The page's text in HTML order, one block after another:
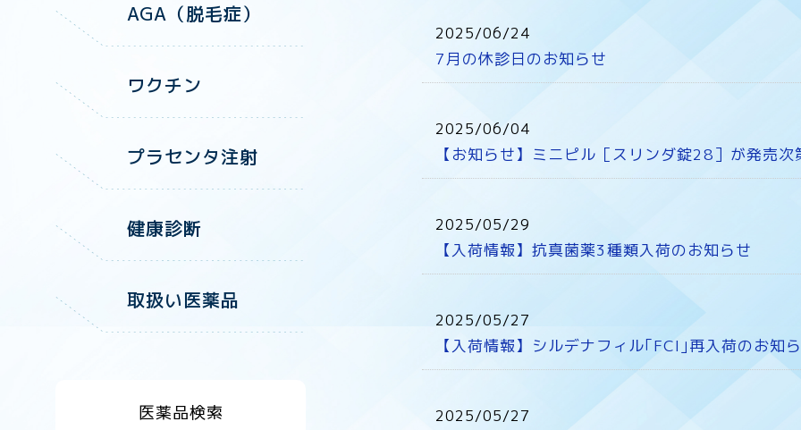
2025/06/24
7月の休診日のお知らせ
2025/06/04
【お知らせ】ミニピル［スリンダ錠28］が発売
2025/05/29
【入荷情報】抗真菌薬3種類入荷のお知らせ
2025/05/27
【入荷情報】シルデナフィル｢FCI｣再入荷のお知
2025/05/27
AGA（脱毛症）
ワクチン
プラセンタ注射
健康診断
取扱い医薬品
医薬品検索